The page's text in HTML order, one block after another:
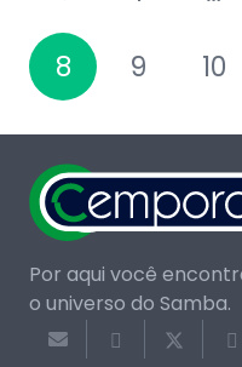
8
9 10
Por aqui você
o universo do Samba.